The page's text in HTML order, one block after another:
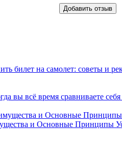
Добавить отзыв
билет на самолет: советы и
вы всё время сравниваете
и Основные Принципы